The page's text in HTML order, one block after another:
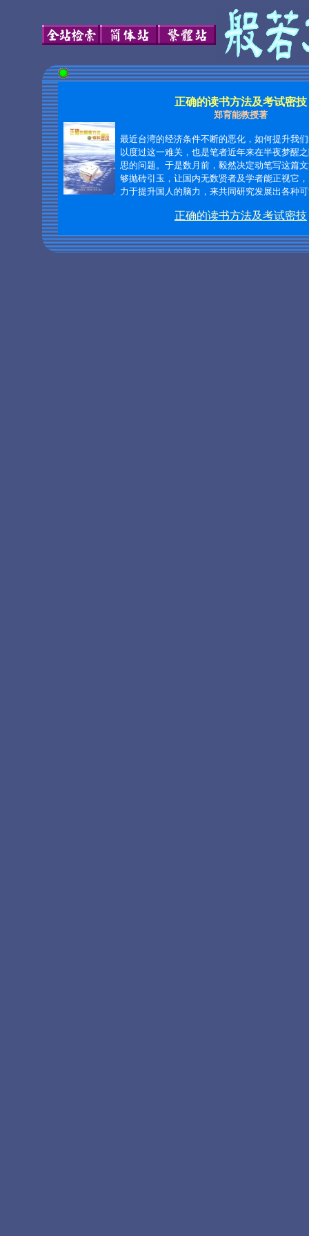
正确的读书方法及考试密技
郑育能教授著
最近台湾的经济条件不断的恶化，如何提升我
以度过这一难关，也是笔者近年来在半夜梦醒
思的问题。于是数月前，毅然决定动笔写这篇
够抛砖引玉，让国内无数贤者及学者能正视它
力于提升国人的脑力，来共同研究发展出各种可
正确的读书方法及考试密技